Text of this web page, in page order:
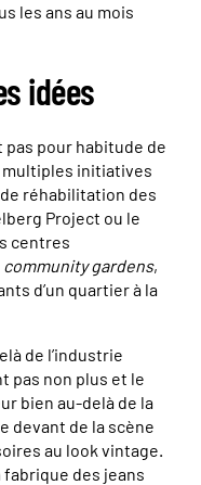
les ans au mois
idées
pas pour habitude de
initiatives
réhabilitation des
Project ou le
centres
community gardens,
d’un quartier à la
de l’industrie
pas non plus et le
bien au-delà de la
devant de la scène
au look vintage.
des jeans